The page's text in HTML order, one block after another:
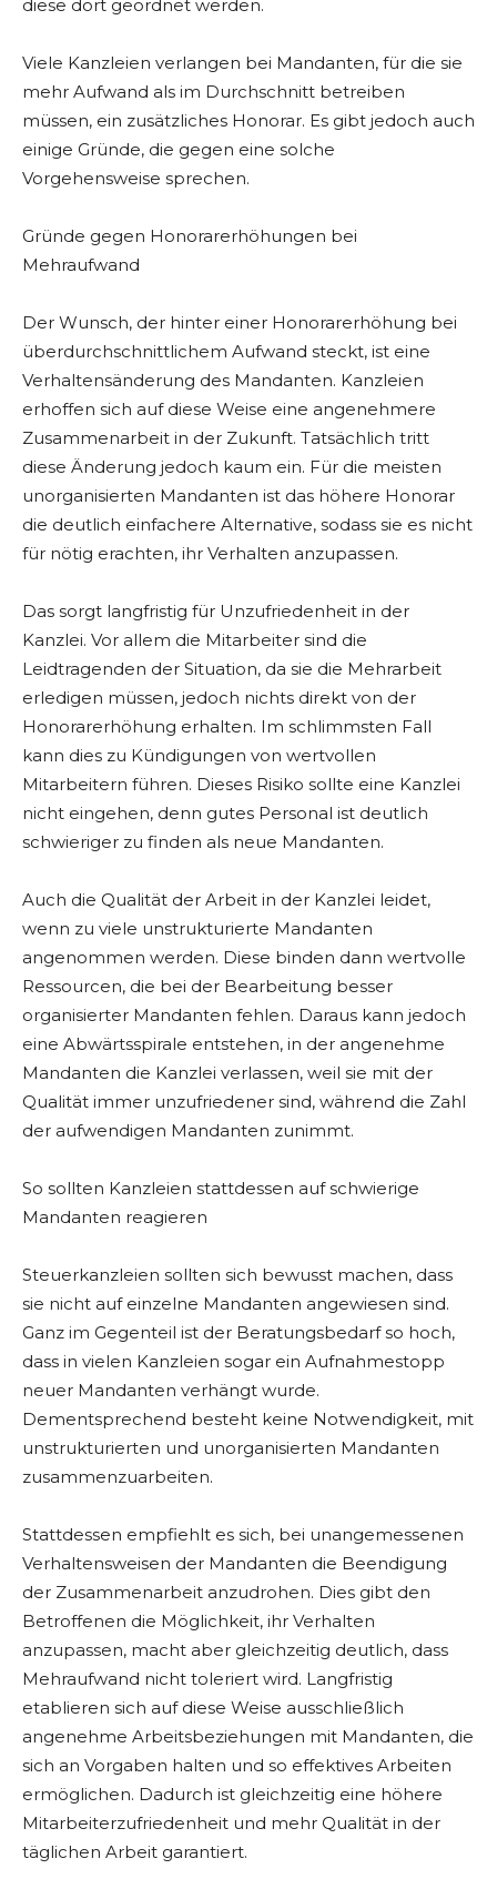
diese dort geordnet werden.
Viele Kanzleien verlangen bei Mandanten, für die sie
mehr Aufwand als im Durchschnitt betreiben
müssen, ein zusätzliches Honorar. Es gibt jedoch auch
einige Gründe, die gegen eine solche
Vorgehensweise sprechen.
Gründe gegen Honorarerhöhungen bei
Mehraufwand
Der Wunsch, der hinter einer Honorarerhöhung bei
überdurchschnittlichem Aufwand steckt, ist eine
Verhaltensänderung des Mandanten. Kanzleien
erhoffen sich auf diese Weise eine angenehmere
Zusammenarbeit in der Zukunft. Tatsächlich tritt
diese Änderung jedoch kaum ein. Für die meisten
unorganisierten Mandanten ist das höhere Honorar
die deutlich einfachere Alternative, sodass sie es nicht
für nötig erachten, ihr Verhalten anzupassen.
Das sorgt langfristig für Unzufriedenheit in der
Kanzlei. Vor allem die Mitarbeiter sind die
Leidtragenden der Situation, da sie die Mehrarbeit
erledigen müssen, jedoch nichts direkt von der
Honorarerhöhung erhalten. Im schlimmsten Fall
kann dies zu Kündigungen von wertvollen
Mitarbeitern führen. Dieses Risiko sollte eine Kanzlei
nicht eingehen, denn gutes Personal ist deutlich
schwieriger zu finden als neue Mandanten.
Auch die Qualität der Arbeit in der Kanzlei leidet,
wenn zu viele unstrukturierte Mandanten
angenommen werden. Diese binden dann wertvolle
Ressourcen, die bei der Bearbeitung besser
organisierter Mandanten fehlen. Daraus kann jedoch
eine Abwärtsspirale entstehen, in der angenehme
Mandanten die Kanzlei verlassen, weil sie mit der
Qualität immer unzufriedener sind, während die Zahl
der aufwendigen Mandanten zunimmt.
So sollten Kanzleien stattdessen auf schwierige
Mandanten reagieren
Steuerkanzleien sollten sich bewusst machen, dass
sie nicht auf einzelne Mandanten angewiesen sind.
Ganz im Gegenteil ist der Beratungsbedarf so hoch,
dass in vielen Kanzleien sogar ein Aufnahmestopp
neuer Mandanten verhängt wurde.
Dementsprechend besteht keine Notwendigkeit, mit
unstrukturierten und unorganisierten Mandanten
zusammenzuarbeiten.
Stattdessen empfiehlt es sich, bei unangemessenen
Verhaltensweisen der Mandanten die Beendigung
der Zusammenarbeit anzudrohen. Dies gibt den
Betroffenen die Möglichkeit, ihr Verhalten
anzupassen, macht aber gleichzeitig deutlich, dass
Mehraufwand nicht toleriert wird. Langfristig
etablieren sich auf diese Weise ausschließlich
angenehme Arbeitsbeziehungen mit Mandanten, die
sich an Vorgaben halten und so effektives Arbeiten
ermöglichen. Dadurch ist gleichzeitig eine höhere
Mitarbeiterzufriedenheit und mehr Qualität in der
täglichen Arbeit garantiert.